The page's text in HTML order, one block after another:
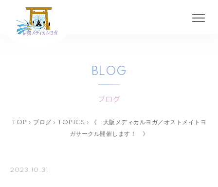
BLOG
ブログ
TOP › ブログ › TOPICS ›
《 大阪メディカルヨガ／オストメイトヨ
ガサークル開催します！ 》
2023.10.31